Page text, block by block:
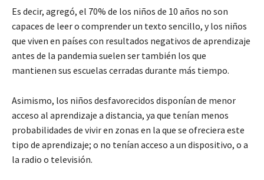
Es decir, agregó, el 70% de los niños de 10 años no son
capaces de leer o comprender un texto sencillo, y los niños
que viven en países con resultados negativos de aprendizaje
antes de la pandemia suelen ser también los que
mantienen sus escuelas cerradas durante más tiempo.
Asimismo, los niños desfavorecidos disponían de menor
acceso al aprendizaje a distancia, ya que tenían menos
probabilidades de vivir en zonas en la que se ofreciera este
tipo de aprendizaje; o no tenían acceso a un dispositivo, o a
la radio o televisión.